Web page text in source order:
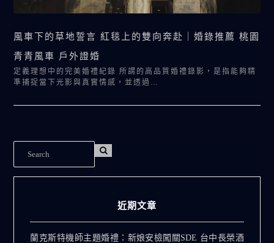
風車下的草地誓言 紅毯上的雙向奔赴｜婚錄推薦 桃園
青青風車 戶外證婚
定義理想中的完美婚禮紀錄 所謂的高品質婚禮錄影，是指能夠精
準捕捉當下光影與真實情感，並透過…
近期文章
蘭克斯特機師主題婚禮：新娘安檢闖關SDE 台中長榮酒